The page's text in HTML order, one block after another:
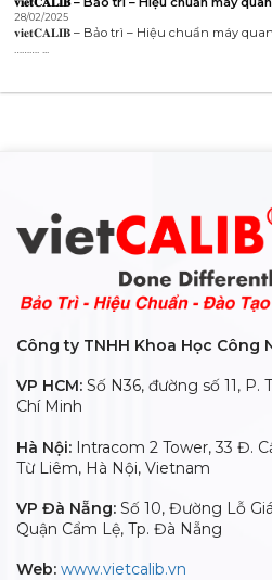
28/02/2025
𝐯𝐢𝐞𝐭𝐂𝐀𝐋𝐈𝐁 – Bảo trì – Hiệu chuẩn máy
………. ...
Công ty TNHH Khoa Học Công
VP HCM: Số N36, đường số 11, P.
Chí Minh
Hà Nội: Intracom 2 Tower, 33 Đ.
Từ Liêm, Hà Nội, Vietnam
VP Đà Nẵng: Số 10, Đường Lỗ
Quận Cẩm Lệ, Tp. Đà Nẵng
Web: www.vietcalib.vn